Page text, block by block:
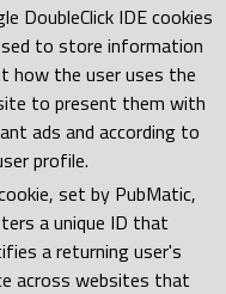
DoubleClick IDE cookies
to store information
how the user uses the
to present them with
ads and according to
profile.
set by PubMatic,
a unique ID that
a returning user's
across websites that